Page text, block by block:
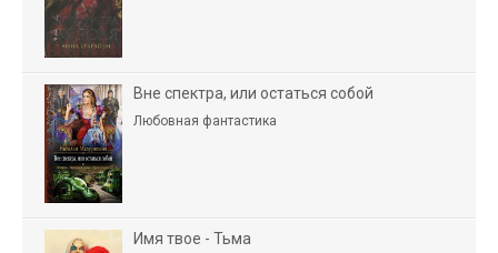
Вне спектра, или остаться собой
Любовная фантастика
Имя твое - Тьма